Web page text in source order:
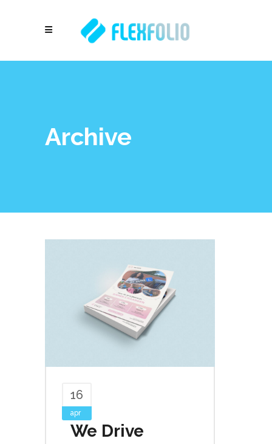
Archive
16
apr
We Drive